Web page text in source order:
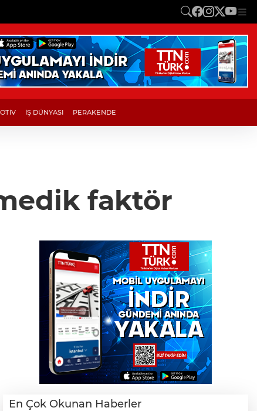
İŞ DÜNYASI PERAKENDE
faktör
En Çok Okunan Haberler